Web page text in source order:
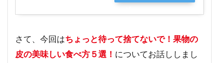
さて、今回はちょっと待って捨てないで！果物の
皮の美味しい食べ方５選！ についてお話ししまし